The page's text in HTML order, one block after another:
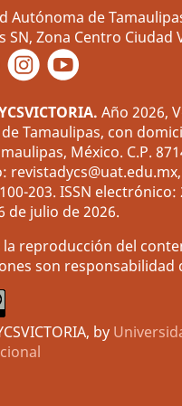
Autónoma de
SN, Zona Centro Ciudad
Año 2026,
Tamaulipas, con
México. C.P.
203. ISSN
de julio de 2026.
reproducción del
son
by